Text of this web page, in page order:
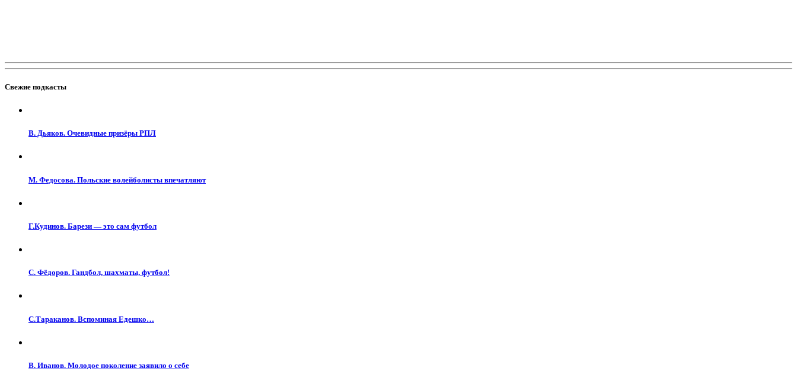
Свежие подкасты
В. Дьяков. Очевидные призёры РПЛ
М. Федосова. Польские волейболисты впечатляют
Г.Кудинов. Барези — это сам футбол
С. Фёдоров. Гандбол, шахматы, футбол!
С.Тараканов. Вспоминая Едешко…
В. Иванов. Молодое поколение заявило о себе